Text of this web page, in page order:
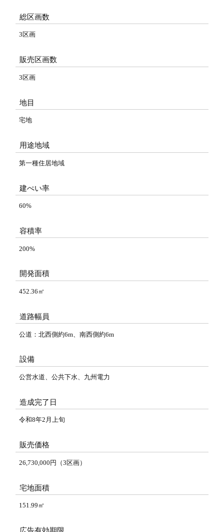
総区画数
3区画
販売区画数
3区画
地目
宅地
用途地域
第一種住居地域
建ぺい率
60%
容積率
200%
開発面積
452.36㎡
道路幅員
公道：北西側約6m、南西側約6m
設備
公営水道、公共下水、九州電力
造成完了日
令和8年2月上旬
販売価格
26,730,000円（3区画）
宅地面積
151.99㎡